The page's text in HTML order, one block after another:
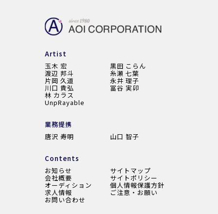
Artist
玉木 宏
黒田 こらん
渡辺 邦斗 糸瀬 七葉
片岡 久道 永井 理子
川口 貴弘 冨谷 実卯
林 カラス
UnpRayable
業務提携
唐沢 寿明
山口 智子
Contents
お知らせ
会社概要
オーディション
求人情報
お問い合わせ
サイトマップ
サイトポリシー
個人情報保護方針
ご注意・お願い